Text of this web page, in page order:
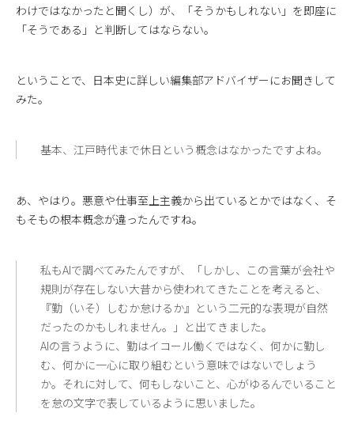
わけではなかったと聞くし）が、「そうかもしれない」を即座に
「そうである」と判断してはならない。
ということで、日本史に詳しい編集部アドバイザーにお聞きして
みた。
基本、江戸時代まで休日という概念はなかったですよね。
あ、やはり。悪意や仕事至上主義から出ているとかではなく、そ
もそもの根本概念が違ったんですね。
私もAIで調べてみたんですが、「しかし、この言葉が会社や
規則が存在しない大昔から使われてきたことを考えると、
『勤（いそ）しむか怠けるか』という二元的な表現が自然
だったのかもしれません。」と出てきました。
AIの言うように、勤はイコール働くではなく、何かに勤し
む、何かに一心に取り組むという意味ではないでしょう
か。それに対して、何もしないこと、心がゆるんでいること
を怠の文字で表しているように思いました。